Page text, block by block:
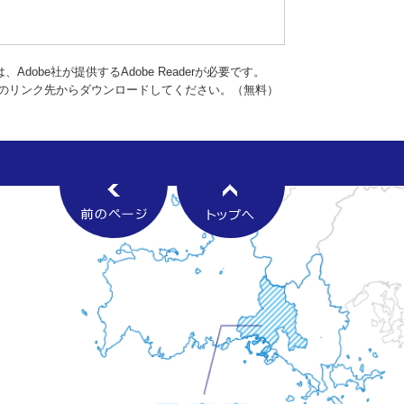
Adobe社が提供するAdobe Readerが必要です。
ンク先からダウンロードしてください。（無料）